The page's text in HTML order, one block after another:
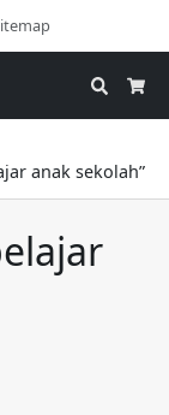
Search
anak sekolah”